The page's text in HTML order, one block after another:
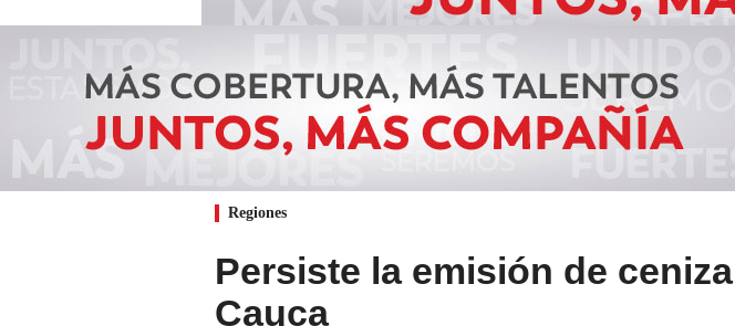
Regiones
Persiste la emisión de
Cauca